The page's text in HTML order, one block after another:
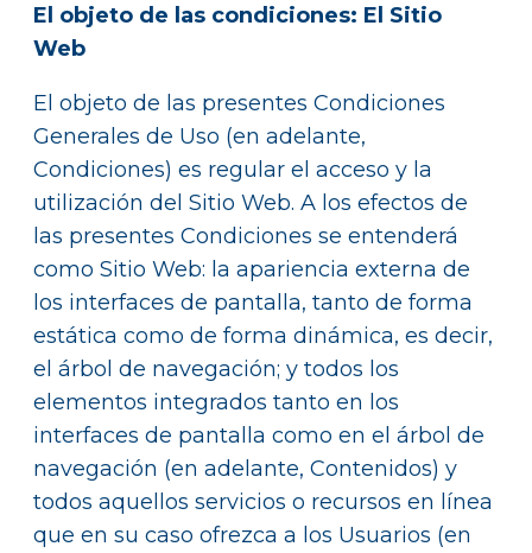
El objeto de las condiciones: El Sitio
Web
El objeto de las presentes Condiciones
Generales de Uso (en adelante,
Condiciones) es regular el acceso y la
utilización del Sitio Web. A los efectos de
las presentes Condiciones se entenderá
como Sitio Web: la apariencia externa de
los interfaces de pantalla, tanto de forma
estática como de forma dinámica, es decir,
el árbol de navegación; y todos los
elementos integrados tanto en los
interfaces de pantalla como en el árbol de
navegación (en adelante, Contenidos) y
todos aquellos servicios o recursos en línea
que en su caso ofrezca a los Usuarios (en